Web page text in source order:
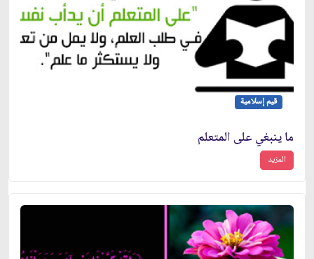
قيم إسلامية
ما ينبغي على المتعلم
المزيد